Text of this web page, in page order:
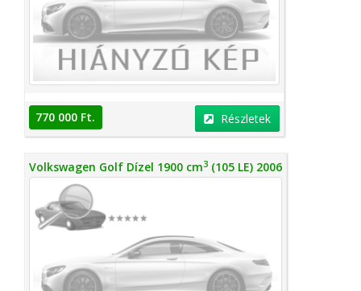
770 000 Ft. Részletek
Volkswagen Golf Dízel 1900 cm3 (105 LE) 2006